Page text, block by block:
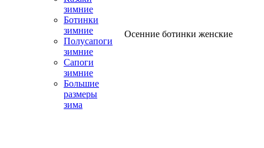
зимние
Ботинки
зимние
Полусапоги
зимние
Сапоги
зимние
Большие
размеры
зима
Осенние ботинки женские